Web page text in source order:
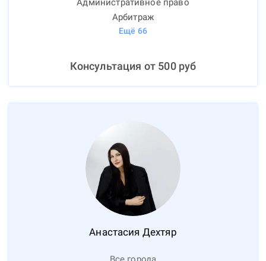
Административное право
Арбитраж
Ещё 66
Консультация от 500руб
Анастасия Дехтяр